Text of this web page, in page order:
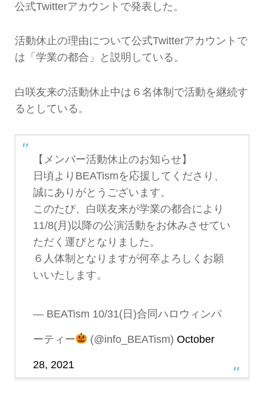
公式Twitterアカウントで発表した。
活動休止の理由について公式Twitterアカウントで
は「学業の都合」と説明している。
白咲友来の活動休止中は６名体制で活動を継続す
るとしている。
【メンバー活動休止のお知らせ】
日頃よりBEATismを応援してくださり、
誠にありがとうございます。
このたび、白咲友来が学業の都合により
11/8(月)以降の公演活動をお休みさせてい
ただく運びとなりました。
６人体制となりますが何卒よろしくお願
いいたします。
— BEATism 10/31(日)合同ハロウィンパ
ーティー (@info_BEATism)October
28, 2021